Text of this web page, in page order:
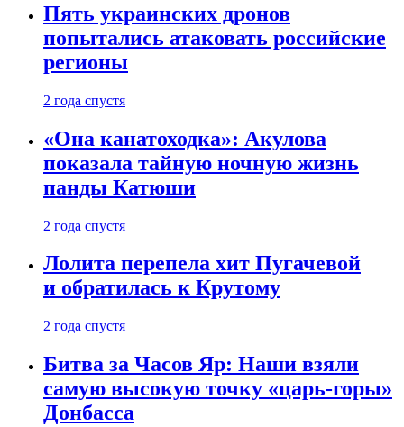
Пять украинских дронов
попытались атаковать российские
регионы
2 года спустя
«Она канатоходка»: Акулова
показала тайную ночную жизнь
панды Катюши
2 года спустя
Лолита перепела хит Пугачевой
и обратилась к Крутому
2 года спустя
Битва за Часов Яр: Наши взяли
самую высокую точку «царь-горы»
Донбасса